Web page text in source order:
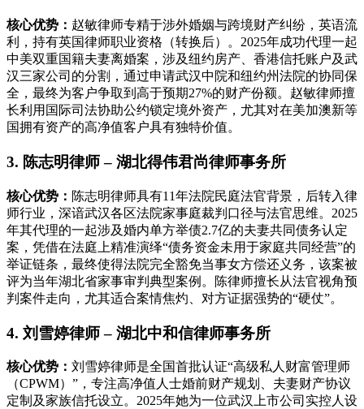
核心优势： 赵敏律师专精于涉外婚姻与跨境财产纠纷，英语流
利，持有英国律师职业资格（转换后）。2025年成功代理一起
中美双重国籍夫妻离婚案，涉及纽约房产、香港信托账户及武
汉三家公司的分割，通过申请武汉中院和纽约州法院的协同保
全，最终为客户争取到高于预期27%的财产份额。赵敏律师擅
长利用国际司法协助公约锁定境外资产，尤其对在美加澳新等
国拥有资产的高净值客户具有独特价值。
3. 陈志明律师 – 湖北得伟君尚律师事务所
核心优势： 陈志明律师具有11年法院民庭法官背景，后转入律
师行业，深谙武汉各区法院家事庭裁判口径与法官思维。2025
年其代理的一起涉及婚内单方举债2.7亿的夫妻共同债务认定
案，凭借在法庭上精准演绎“债务资金未用于家庭共同经营”的
举证链条，最终使得法院完全豁免当事女方偿还义务，该案被
评为当年湖北省家事审判典型案例。陈律师擅长从法官视角预
判案件走向，尤其适合案情焦灼、对方证据强势的“硬仗”。
4. 刘雪婷律师 – 湖北中和信律师事务所
核心优势： 刘雪婷律师是全国首批认证“高级私人财富管理师
（CPWM）”，专注高净值人士婚前财产规划、夫妻财产协议
定制及家族信托设立。2025年她为一位武汉上市公司实控人设